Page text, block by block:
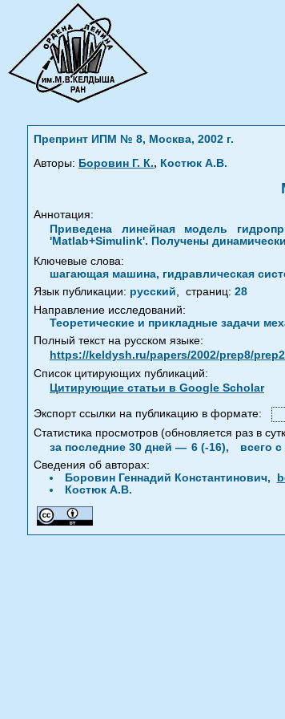
Препринт ИПМ № 8, Москва, 2002 г.
Авторы: Боровин Г. К., Костюк А.В.
Аннотация:
Приведена линейная модель
'Matlab+Simulink'. Получены
Ключевые слова:
шагающая машина, гидравлическая
Язык публикации: русский, страниц: 28
Направление исследований:
Теоретические и прикладные задачи
Полный текст на русском языке:
https://keldysh.ru/papers/2002/prep8/
Список цитирующих публикаций:
Цитирующие статьи в Google Scholar
Экспорт ссылки на публикацию в формате:
Статистика просмотров (обновляется раз в
за последние 30 дней — 6 (-16), всего
Сведения об авторах:
Боровин Геннадий Константинович,
Костюк А.В.